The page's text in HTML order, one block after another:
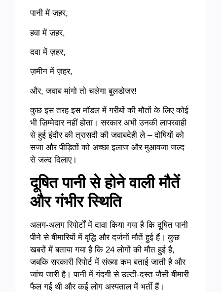
पानी में ज़हर,
हवा में ज़हर,
दवा में ज़हर,
ज़मीन में ज़हर,
और, जवाब मांगो तो चलेगा बुलडोजर!
कुछ इस तरह इस मॉडल में गरीबों की मौतों के लिए कोई
भी ज़िम्मेदार नहीं होता। सरकार अभी उनकी लापरवाही
से हुई इंदौर की त्रासदी की जवाबदेही ले – दोषियों को
सजा और पीड़ितों को अच्छा इलाज और मुआवजा जल्द
से जल्द दिलाए।
दूषित पानी से होने वाली मौतें
और गंभीर स्थिति
अलग-अलग रिपोर्टों में दावा किया गया है कि दूषित पानी
पीने से बीमारियों में वृद्धि और दर्जनों मौतें हुई हैं। कुछ
खबरों में बताया गया है कि 24 लोगों की मौत हुई है,
जबकि सरकारी रिपोर्ट में संख्या कम बताई जाती है और
जांच जारी है। पानी में गंदगी से उल्टी-दस्त जैसी बीमारी
फैल गई थी और कई लोग अस्पताल में भर्ती हैं।